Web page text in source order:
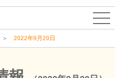
＞ 2022年9月20日